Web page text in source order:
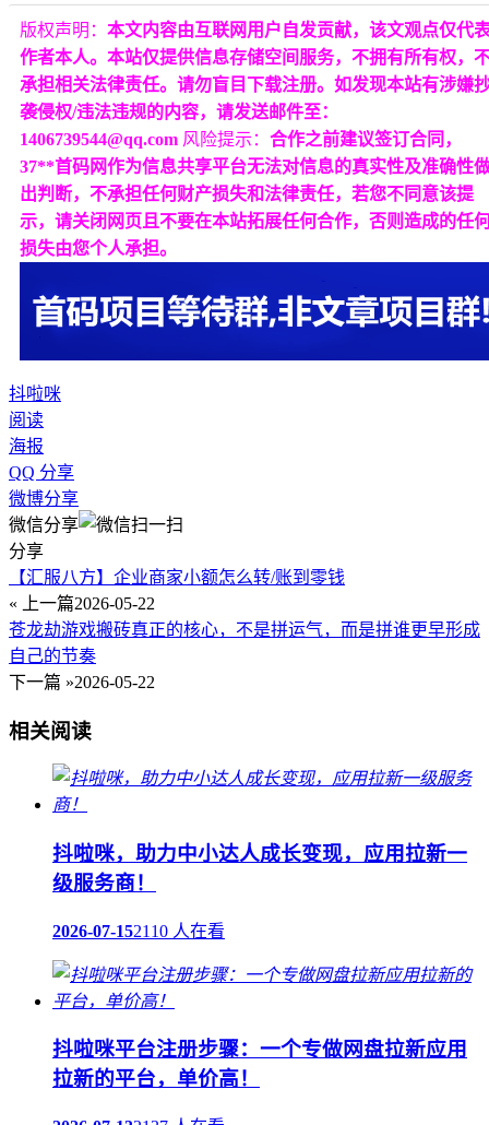
版权声明： 本文内容由互联网用户自发贡献，该文观点仅代
作者本人。本站仅提供信息存储空间服务，不拥有所有权，
承担相关法律责任。请勿盲目下载注册。如发现本站有涉嫌
袭侵权/违法违规的内容，请发送邮件至：
1406739544@qq.com 风险提示： 合作之前建议签订合同，
37**首码网作为信息共享平台无法对信息的真实性及准确性
出判断，不承担任何财产损失和法律责任，若您不同意该提
示，请关闭网页且不要在本站拓展任何合作，否则造成的任
损失由您个人承担。
抖啦咪
阅读
海报
QQ 分享
微博分享
微信分享
分享
【汇服八方】企业商家小额怎么转/账到零钱
« 上一篇2026-05-22
苍龙劫游戏搬砖真正的核心，不是拼运气，而是拼谁更早形成
自己的节奏
下一篇 »2026-05-22
相关阅读
抖啦咪，助力中小达人成长变现，应用拉新一
级服务商！
2026-07-152110 人在看
抖啦咪平台注册步骤：一个专做网盘拉新应用
拉新的平台，单价高！